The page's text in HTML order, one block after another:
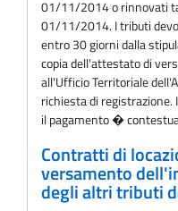
01/11/2014 o rinnovati
01/11/2014. I tributi
entro 30 giorni dalla
copia dell'attestato di
all'Ufficio Territoriale
richiesta di
il pagamento �
Contratti di
versamento
degli altri tributi